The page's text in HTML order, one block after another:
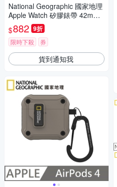
National Geographic 國家地理
Apple Watch 矽膠錶帶 42mm -
綠色
$882 9折
限時下殺 券
貨到通知我